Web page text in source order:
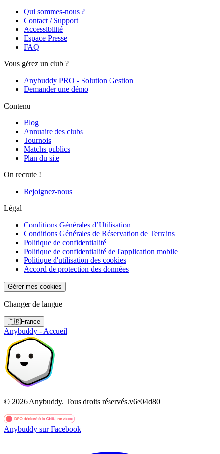
Qui sommes-nous ?
Contact / Support
Accessibilité
Espace Presse
FAQ
Vous gérez un club ?
Anybuddy PRO - Solution Gestion
Demander une démo
Contenu
Blog
Annuaire des clubs
Tournois
Matchs publics
Plan du site
On recrute !
Rejoignez-nous
Légal
Conditions Générales d’Utilisation
Conditions Générales de Réservation de Terrains
Politique de confidentialité
Politique de confidentialité de l'application mobile
Politique d'utilisation des cookies
Accord de protection des données
Gérer mes cookies
Changer de langue
🇫🇷France
Anybuddy - Accueil
© 2026 Anybuddy. Tous droits réservés.v6e04d80
Anybuddy sur Facebook